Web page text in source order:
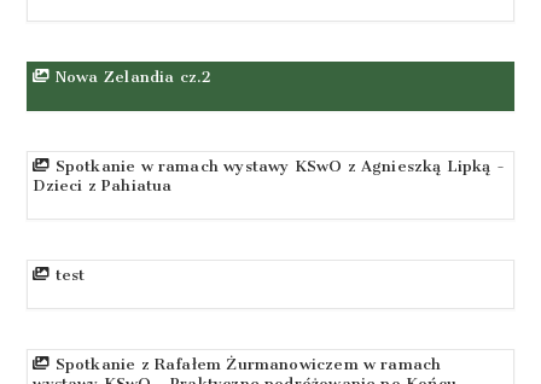
Nowa Zelandia cz.2
Spotkanie w ramach wystawy KSwO z Agnieszką Lipką -
Dzieci z Pahiatua
test
Spotkanie z Rafałem Żurmanowiczem w ramach